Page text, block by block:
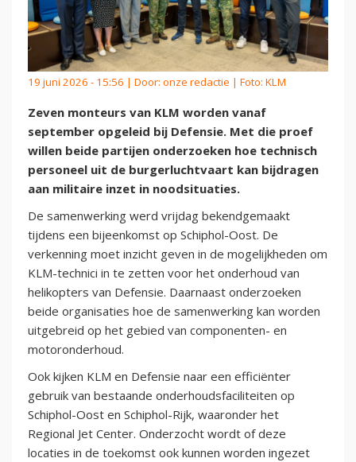
19 juni 2026 - 15:56 | Door: onze redactie | Foto: KLM
Zeven monteurs van KLM worden vanaf
september opgeleid bij Defensie. Met die proef
willen beide partijen onderzoeken hoe technisch
personeel uit de burgerluchtvaart kan bijdragen
aan militaire inzet in noodsituaties.
De samenwerking werd vrijdag bekendgemaakt
tijdens een bijeenkomst op Schiphol-Oost. De
verkenning moet inzicht geven in de mogelijkheden om
KLM-technici in te zetten voor het onderhoud van
helikopters van Defensie. Daarnaast onderzoeken
beide organisaties hoe de samenwerking kan worden
uitgebreid op het gebied van componenten- en
motoronderhoud.
Ook kijken KLM en Defensie naar een efficiënter
gebruik van bestaande onderhoudsfaciliteiten op
Schiphol-Oost en Schiphol-Rijk, waaronder het
Regional Jet Center. Onderzocht wordt of deze
locaties in de toekomst ook kunnen worden ingezet